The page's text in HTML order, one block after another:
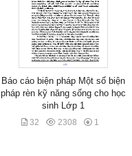
Báo cáo biện pháp Một số biện
pháp rèn kỹ năng sống cho học
sinh Lớp 1
32 2308 1